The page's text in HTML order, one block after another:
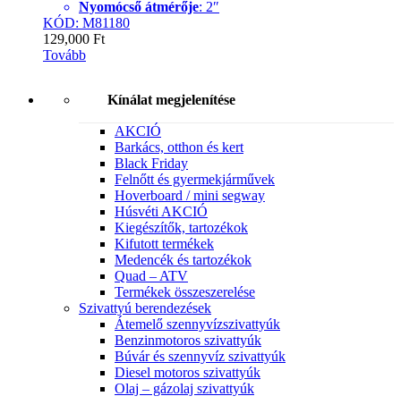
Nyomócső átmérője: 2″
KÓD: M81180
129,000 Ft
Tovább
Kínálat megjelenítése
AKCIÓ
Barkács, otthon és kert
Black Friday
Felnőtt és gyermekjárművek
Hoverboard / mini segway
Húsvéti AKCIÓ
Kiegészítők, tartozékok
Kifutott termékek
Medencék és tartozékok
Quad – ATV
Termékek összeszerelése
Szivattyú berendezések
Átemelő szennyvízszivattyúk
Benzinmotoros szivattyúk
Búvár és szennyvíz szivattyúk
Diesel motoros szivattyúk
Olaj – gázolaj szivattyúk